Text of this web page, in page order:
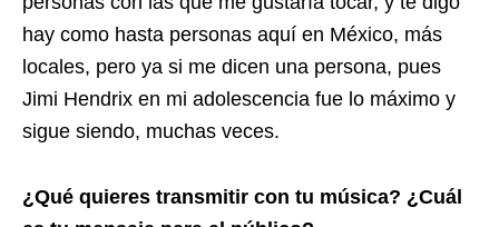
hay como hasta personas aquí en México, más
locales, pero ya si me dicen una persona, pues
Jimi Hendrix en mi adolescencia fue lo máximo y
sigue siendo, muchas veces.
¿Qué quieres transmitir con tu música? ¿Cuál